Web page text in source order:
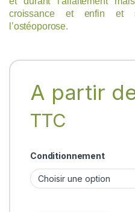
croissance et enfin et
l’ostéoporose.
A partir
TTC
Conditionnement